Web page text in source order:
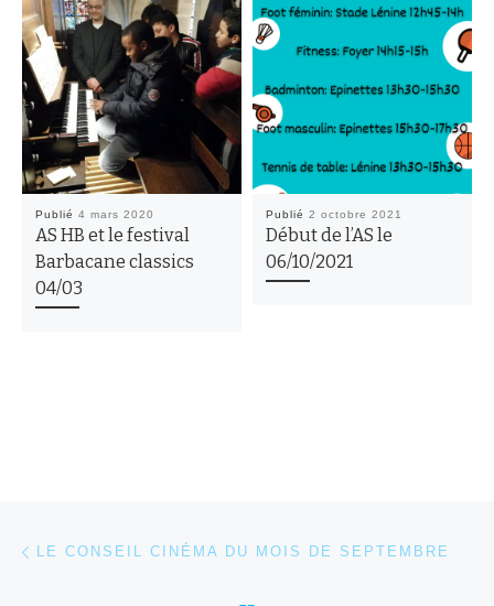
Publié 4 mars 2020
AS HB et le festival
Barbacane classics
04/03
Publié 2 octobre 2021
Début de l’AS le
06/10/2021
Parcourir les articles
LE CONSEIL CINÉMA DU MOIS DE SEPTEMBRE